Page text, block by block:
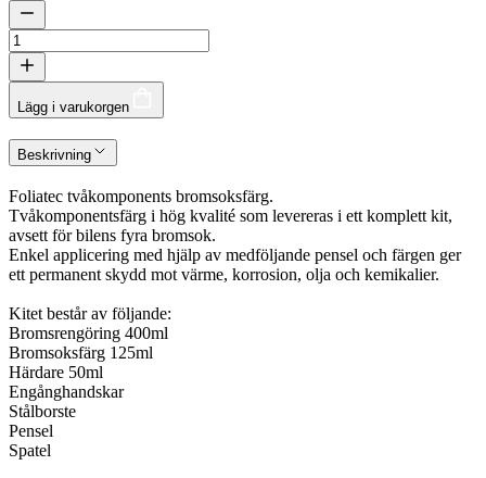
Lägg i varukorgen
Beskrivning
Foliatec tvåkomponents bromsoksfärg.
Tvåkomponentsfärg i hög kvalité som levereras i ett komplett kit,
avsett för bilens fyra bromsok.
Enkel applicering med hjälp av medföljande pensel och färgen ger
ett permanent skydd mot värme, korrosion, olja och kemikalier.
Kitet består av följande:
Bromsrengöring 400ml
Bromsoksfärg 125ml
Härdare 50ml
Engånghandskar
Stålborste
Pensel
Spatel